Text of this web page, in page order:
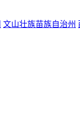
文山壮族苗族自治州